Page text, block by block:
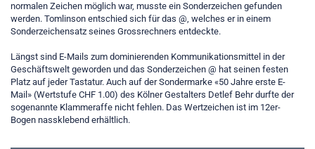
normalen Zeichen möglich war, musste ein Sonderzeichen gefunden
werden. Tomlinson entschied sich für das @, welches er in einem
Sonderzeichensatz seines Grossrechners entdeckte.
Längst sind E-Mails zum dominierenden Kommunikationsmittel in der
Geschäftswelt geworden und das Sonderzeichen @ hat seinen festen
Platz auf jeder Tastatur. Auch auf der Sondermarke «50 Jahre erste E-
Mail» (Wertstufe CHF 1.00) des Kölner Gestalters Detlef Behr durfte der
sogenannte Klammeraffe nicht fehlen. Das Wertzeichen ist im 12er-
Bogen nassklebend erhältlich.